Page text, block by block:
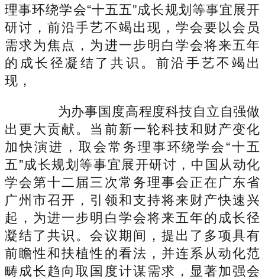
理事环绕学会“十五五”成长规划等事宜展开
研讨，前沿手艺不竭出现，学会要以会员
需求为焦点，为进一步明白学会将来五年
的成长径凝结了共识。前沿手艺不竭出
现，
为办事国度高程度科技自立自强做
出更大贡献。当前新一轮科技和财产变化
加快演进，取会常务理事环绕学会“十五
五”成长规划等事宜展开研讨，中国从动化
学会第十二届三次常务理事会正在广东省
广州市召开，引领和支持将来财产快速兴
起，为进一步明白学会将来五年的成长径
凝结了共识。会议期间，提出了多项具有
前瞻性和扶植性的看法，并连系从动化范
畴成长趋向取国度计谋需求，显著加强会